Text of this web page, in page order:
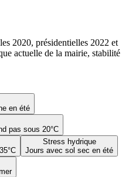
en été
pas sous 20°C
Stress hydrique
Jours avec sol sec en été
2020, présidentielles 2022 et
actuelle de la mairie, stabilité